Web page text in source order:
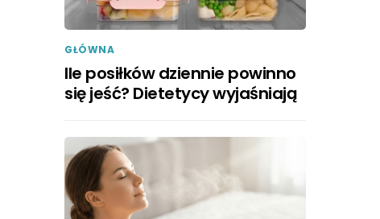
GŁÓWNA
Ile posiłków dziennie powinno
się jeść? Dietetycy wyjaśniają